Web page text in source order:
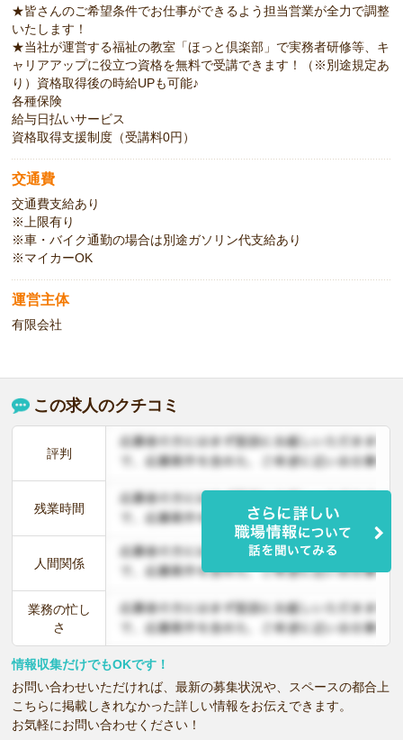
★皆さんのご希望条件でお仕事ができるよう担当営業が全力で調整
いたします！
★当社が運営する福祉の教室「ほっと倶楽部」で実務者研修等、キ
ャリアアップに役立つ資格を無料で受講できます！（※別途規定あ
り）資格取得後の時給UPも可能♪
各種保険
給与日払いサービス
資格取得支援制度（受講料0円）
交通費
交通費支給あり
※上限有り
※車・バイク通勤の場合は別途ガソリン代支給あり
※マイカーOK
運営主体
有限会社
この求人のクチコミ
評判
残業時間
人間関係
業務の忙し
さ
情報収集だけでもOKです！
お問い合わせいただければ、最新の募集状況や、スペースの都合上
こちらに掲載しきれなかった詳しい情報をお伝えできます。
お気軽にお問い合わせください！